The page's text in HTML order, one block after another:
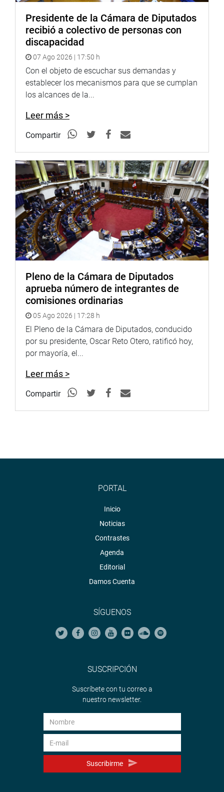
incumplimiento en la entrega de terrenos por parte del
concedente; la ampliación del cierre financiero; demora en
la contratación de un supervisor, y la propuesta de la
Adenda 2.
Dijo que se advierte la existencia de indicios de la
presunta comisión de los delitos de colusión agravada y
de negociación incompatible por parte de Huber Arnaldo
Vergara Díaz, ex gerente general del PECH; Amilcare Gaita
Zanatti, ex funcionario del PECH; Gonzalo Luis Pita
Chávez, Jefe de proyectos en Proinversión; Carlos Miguel
Gibran José Loor Campoverde, representante legal de la
Concesionaria Chavimochic SAC.
Añadió que la falta de la entrega del control del proyecto
generó que se paralizaran las obras hidráulicas mayores,
la invocación de caducidad de contrato por parte del
concesionario, y el inicio de un proceso de arbitraje bajo
las reglas de la Comisión de las Naciones Unidas para el
Desarrollo Mercantil Internacional (CNUDMI).
La presidenta de la comisión se refirió a la presunta
comisión de los delitos de usurpación de funciones y
omisión de actos funcionales cometidos por funcionarios,
pero por la antigüedad del caso la acción penal está
prescrita. (MED)
PRENSA CONGRESO
Presidente de la Cámara de Diputados
recibió a colectivo de personas con
discapacidad
07 Ago 2026 | 17:50 h
Con el objeto de escuchar sus demandas y
establecer los mecanismos para que se cumplan
los alcances de la...
Leer más >
Compartir
Pleno de la Cámara de Diputados
aprueba número de integrantes de
comisiones ordinarias
05 Ago 2026 | 17:28 h
El Pleno de la Cámara de Diputados, conducido
por su presidente, Oscar Reto Otero, ratificó hoy,
por mayoría, el...
Leer más >
Compartir
PORTAL
Inicio
Noticias
Contrastes
Agenda
Editorial
Damos Cuenta
SÍGUENOS
SUSCRIPCIÓN
Suscríbete con tu correo a
nuestro newsletter.
Suscribirme